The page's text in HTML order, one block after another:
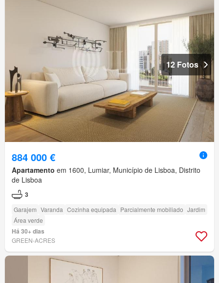
12 Fotos
884 000 €
Apartamento em 1600, Lumiar, Município de Lisboa, Distrito
de Lisboa
3
Garajem Varanda Cozinha equipada Parcialmente mobiliado Jardim
Área verde
Há 30+ dias
GREEN-ACRES